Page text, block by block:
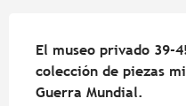
El museo privado 39-
colección de piezas
Guerra Mundial.